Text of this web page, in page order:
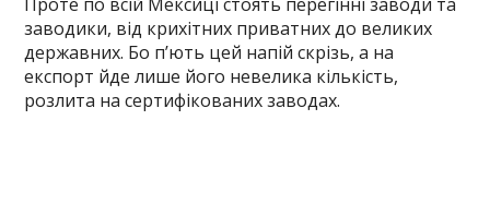
заводики, від крихітних приватних до великих
державних. Бо п’ють цей напій скрізь, а на
експорт йде лише його невелика кількість,
розлита на сертифікованих заводах.